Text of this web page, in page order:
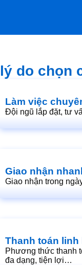
lý do chọn
Làm việc
Đội ngũ lắp đặt, tư
Giao nhận
Giao nhận trong
Thanh toán linh
Phương thức thanh
đa dạng, tiện lợi…